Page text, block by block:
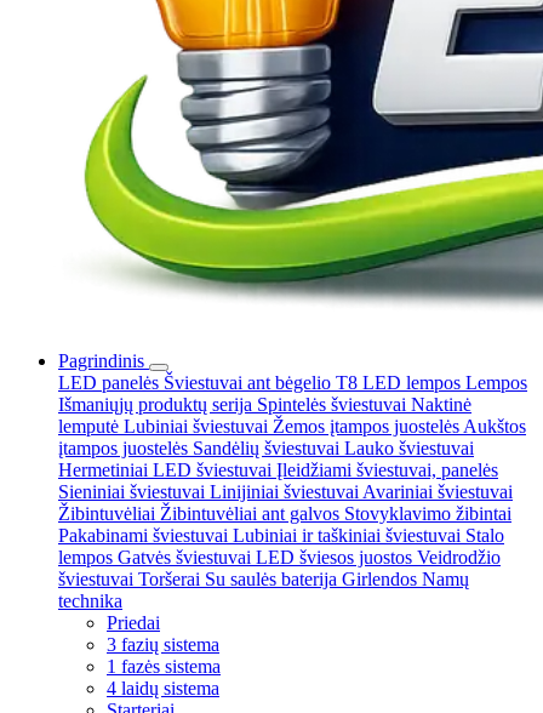
Pagrindinis
LED panelės Šviestuvai ant bėgelio T8 LED lempos Lempos
Išmaniųjų produktų serija Spintelės šviestuvai Naktinė
lemputė Lubiniai šviestuvai Žemos įtampos juostelės Aukštos
įtampos juostelės Sandėlių šviestuvai Lauko šviestuvai
Hermetiniai LED šviestuvai Įleidžiami šviestuvai, panelės
Sieniniai šviestuvai Linijiniai šviestuvai Avariniai šviestuvai
Žibintuvėliai Žibintuvėliai ant galvos Stovyklavimo žibintai
Pakabinami šviestuvai Lubiniai ir taškiniai šviestuvai Stalo
lempos Gatvės šviestuvai LED šviesos juostos Veidrodžio
šviestuvai Toršerai Su saulės baterija Girlendos Namų
technika
Priedai
3 fazių sistema
1 fazės sistema
4 laidų sistema